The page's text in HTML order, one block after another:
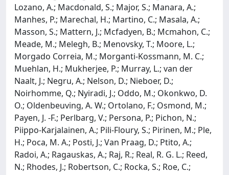
Lozano, A.; Macdonald, S.; Major, S.; Manara, A.;
Manhes, P.; Marechal, H.; Martino, C.; Masala, A.;
Masson, S.; Mattern, J.; Mcfadyen, B.; Mcmahon, C.;
Meade, M.; Melegh, B.; Menovsky, T.; Moore, L.;
Morgado Correia, M.; Morganti-Kossmann, M. C.;
Muehlan, H.; Mukherjee, P.; Murray, L.; van der
Naalt, J.; Negru, A.; Nelson, D.; Nieboer, D.;
Noirhomme, Q.; Nyiradi, J.; Oddo, M.; Okonkwo, D.
O.; Oldenbeuving, A. W.; Ortolano, F.; Osmond, M.;
Payen, J. -F.; Perlbarg, V.; Persona, P.; Pichon, N.;
Piippo-Karjalainen, A.; Pili-Floury, S.; Pirinen, M.; Ple,
H.; Poca, M. A.; Posti, J.; Van Praag, D.; Ptito, A.;
Radoi, A.; Ragauskas, A.; Raj, R.; Real, R. G. L.; Reed,
N.; Rhodes, J.; Robertson, C.; Rocka, S.; Roe, C.;